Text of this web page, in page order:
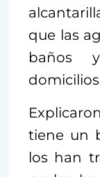
que las
baños
tiene un
los han